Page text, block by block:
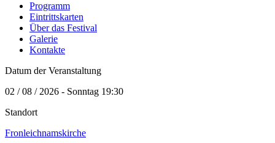
Programm
Eintrittskarten
Über das Festival
Galerie
Kontakte
Datum der Veranstaltung
02 / 08 / 2026 - Sonntag 19:30
Standort
Fronleichnamskirche